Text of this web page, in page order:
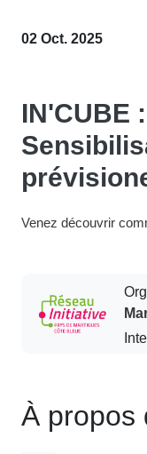
02 Oct. 2025
IN'CUBE
Venez découvrir
À